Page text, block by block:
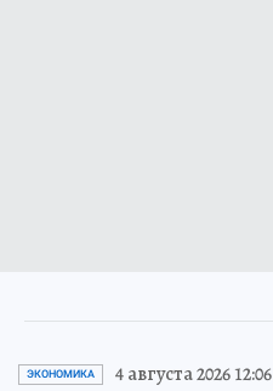
ЭКОНОМИКА 4 августа 2026 12:06